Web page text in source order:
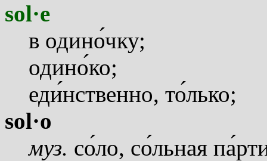
sol·e
в одиночку;
одиноко;
единственно, только;
sol·o
муз. соло, сольная па